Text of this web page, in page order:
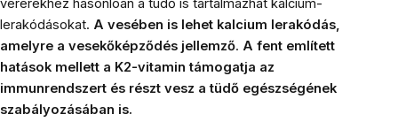
vérerekhez hasonlóan a tüdő is tartalmazhat kalcium-
lerakódásokat. A vesében is lehet kalcium lerakódás,
amelyre a vesekőképződés jellemző. A fent említett
hatások mellett a K2-vitamin támogatja az
immunrendszert és részt vesz a tüdő egészségének
szabályozásában is.